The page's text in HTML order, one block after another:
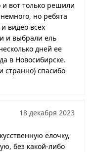
вот только решили
но ребята
видео всех
и выбрали ель
дней ее
в Новосибирске.
странно) спасибо
18 декабря 2023
ёлочку,
без какой-либо